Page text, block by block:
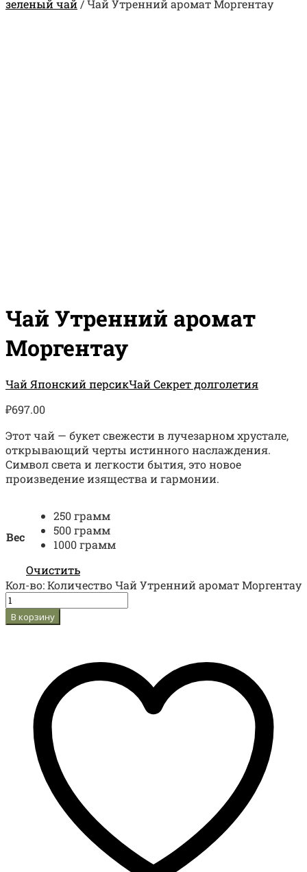
зеленый чай/Чай Утренний аромат Моргентау
Чай Утренний аромат
Моргентау
Чай Японский персикЧай Секрет долголетия
₽697.00
Этот чай — букет свежести в лучезарном хрустале,
открывающий черты истинного наслаждения.
Символ света и легкости бытия, это новое
произведение изящества и гармонии.
Вес
250 грамм
500 грамм
1000 грамм
Очистить
Кол-во:Количество Чай Утренний аромат Моргентау
В корзину